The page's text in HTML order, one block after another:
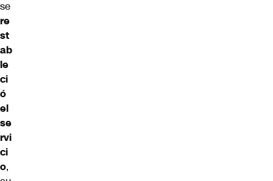
se
re
st
ab
le
ci
ó
el
se
rvi
ci
o,